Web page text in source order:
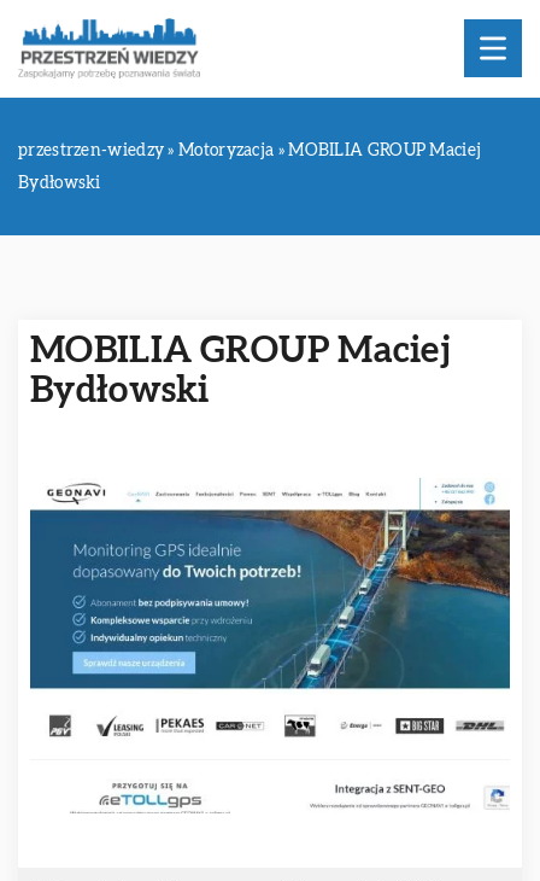
przestrzen-wiedzy »Motoryzacja »MOBILIA GROUP Maciej
Bydłowski
MOBILIA GROUP Maciej
Bydłowski